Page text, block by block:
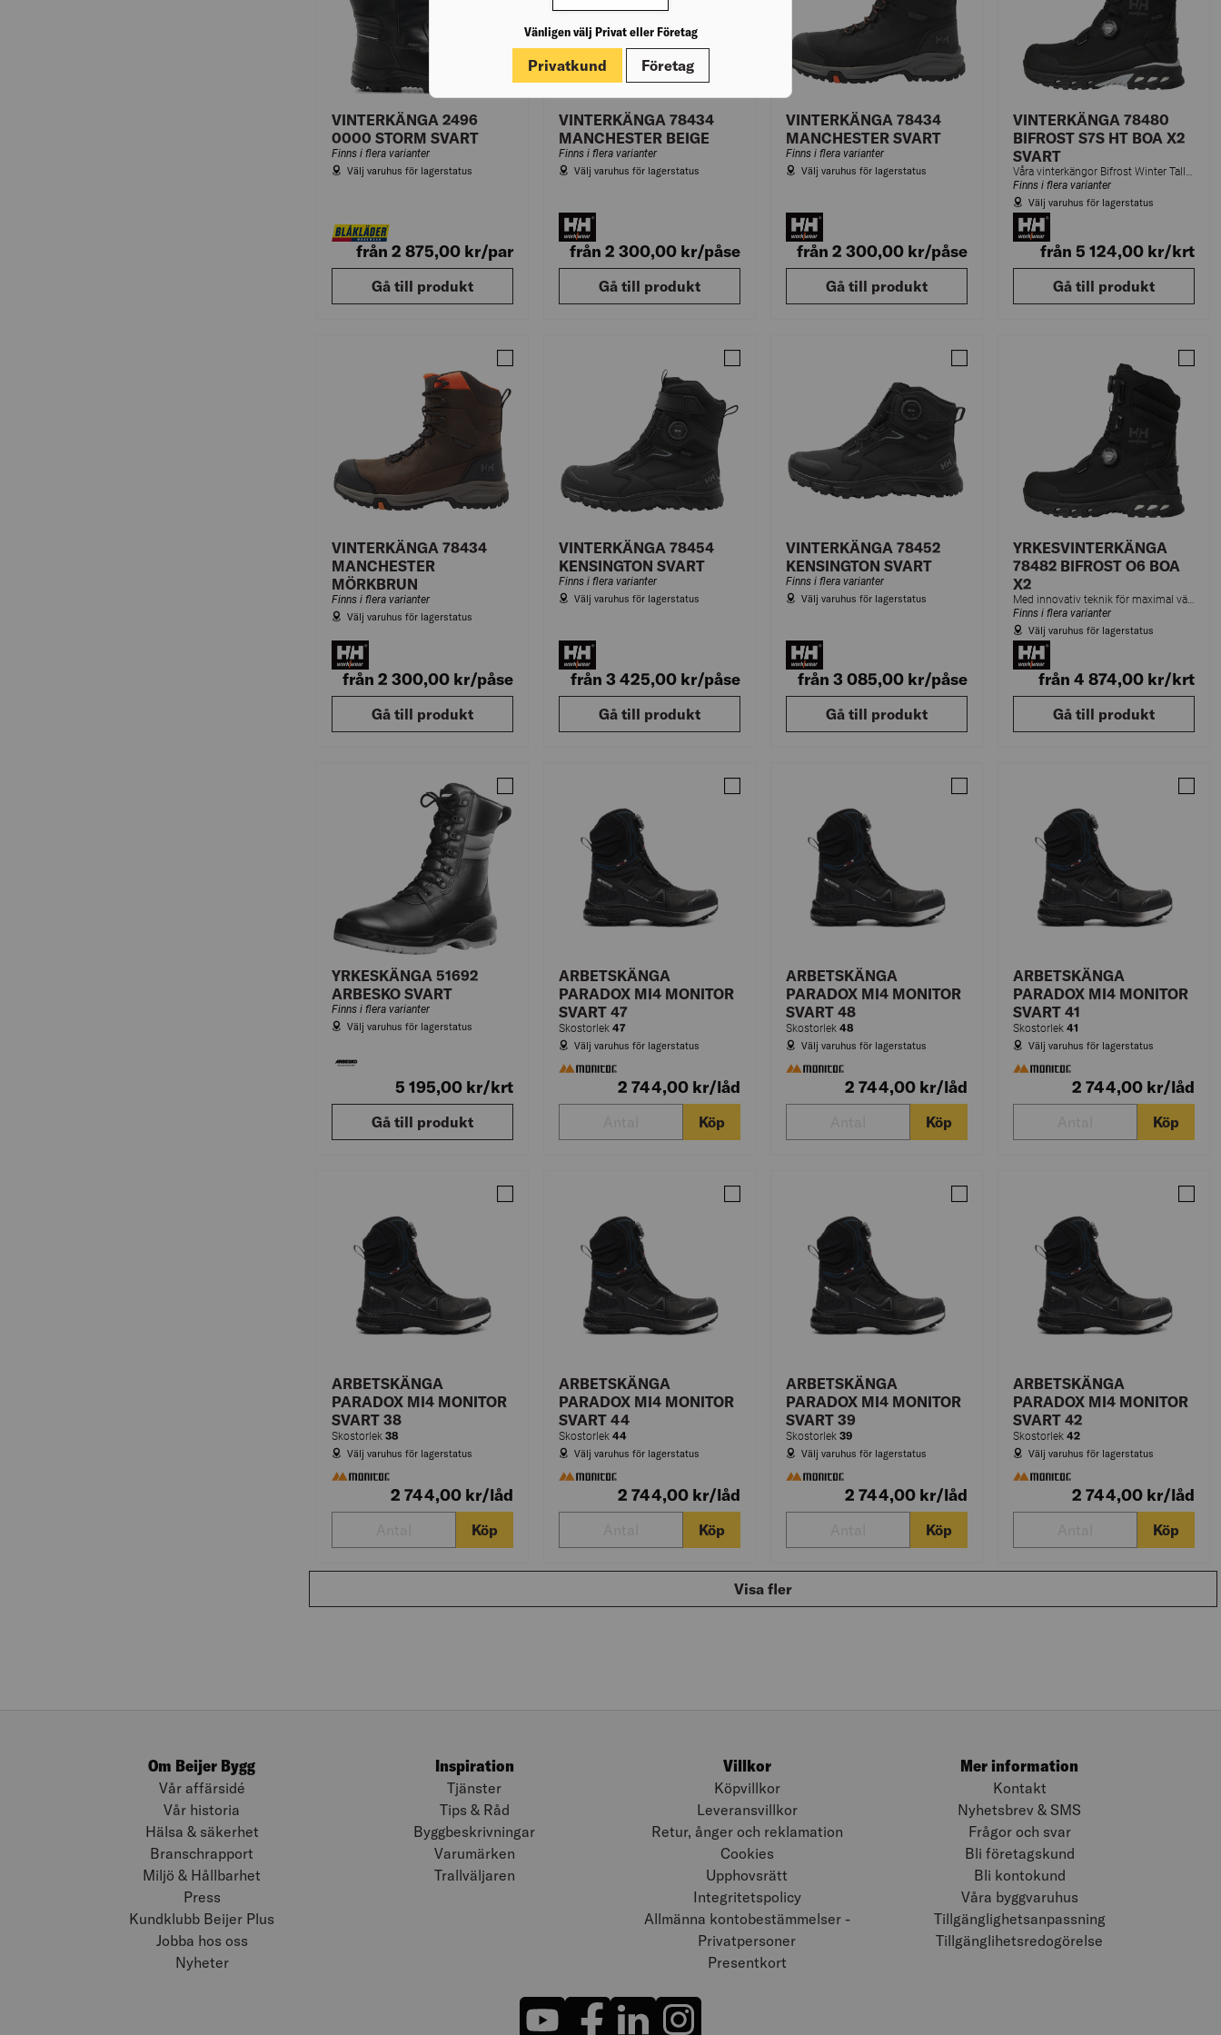
VINTERKÄNGA 2496
0000 STORM SVART
Finns i flera varianter
Välj varuhus för lagerstatus
från 2 875,00 kr/par
Gå till produkt
VINTERKÄNGA 78434
MANCHESTER BEIGE
Finns i flera varianter
Välj varuhus för lagerstatus
från 2 300,00 kr/påse
Gå till produkt
VINTERKÄNGA 78434
MANCHESTER SVART
Finns i flera varianter
Välj varuhus för lagerstatus
från 2 300,00 kr/påse
Gå till produkt
VINTERKÄNGA 78480
BIFROST S7S HT BOA X2
SVART
Våra vinterkängor Bifrost Winter Tall BOA S7S HT erbjuder högsta prestanda, och de är designade för att kunna ta sig an de kallaste och tuffaste förhållandena. Med innovativ teknik för maximal värme och bästa skydd, kan du vara säker på att
Finns i flera varianter
Välj varuhus för lagerstatus
från 5 124,00 kr/krt
Gå till produkt
VINTERKÄNGA 78434
MANCHESTER
MÖRKBRUN
Finns i flera varianter
Välj varuhus för lagerstatus
från 2 300,00 kr/påse
Gå till produkt
Jämför VINTERKÄNGA 78434 MANCHESTER MÖRKBRUN
VINTERKÄNGA 78454
KENSINGTON SVART
Finns i flera varianter
Välj varuhus för lagerstatus
från 3 425,00 kr/påse
Gå till produkt
Jämför VINTERKÄNGA 78454 KENSINGTON SVART
VINTERKÄNGA 78452
KENSINGTON SVART
Finns i flera varianter
Välj varuhus för lagerstatus
från 3 085,00 kr/påse
Gå till produkt
Jämför VINTERKÄNGA 78452 KENSINGTON
YRKESVINTERKÄNGA
78482 BIFROST O6 BOA
X2
Med innovativ teknik för maximal värme och bästa skydd, kan du vara säker på att du får komfort och säkerhet i alla typer av miljöer.
Finns i flera varianter
Välj varuhus för lagerstatus
från 4 874,00 kr/krt
Gå till produkt
Jämför
YRKESKÄNGA 51692
ARBESKO SVART
Finns i flera varianter
Välj varuhus för lagerstatus
5 195,00 kr/krt
Gå till produkt
Jämför YRKESKÄNGA 51692 ARBESKO SVART
ARBETSKÄNGA
PARADOX MI4 MONITOR
SVART 47
Skostorlek 47
Välj varuhus för lagerstatus
2 744,00 kr/låd
Köp
Jämför ARBETSKÄNGA PARADOX MI4 MONITOR SVART 47
ARBETSKÄNGA
PARADOX MI4 MONITOR
SVART 48
Skostorlek 48
Välj varuhus för lagerstatus
2 744,00 kr/låd
Köp
Jämför ARBETSKÄNGA PARADOX MI4
ARBETSKÄNGA
PARADOX MI4 MONITOR
SVART 41
Skostorlek 41
Välj varuhus för lagerstatus
2 744,00 kr/låd
Köp
Jämför
ARBETSKÄNGA
PARADOX MI4 MONITOR
SVART 38
Skostorlek 38
Välj varuhus för lagerstatus
2 744,00 kr/låd
Köp
Jämför ARBETSKÄNGA PARADOX MI4 MONITOR SVART 38
ARBETSKÄNGA
PARADOX MI4 MONITOR
SVART 44
Skostorlek 44
Välj varuhus för lagerstatus
2 744,00 kr/låd
Köp
Jämför ARBETSKÄNGA PARADOX MI4 MONITOR SVART 44
ARBETSKÄNGA
PARADOX MI4 MONITOR
SVART 39
Skostorlek 39
Välj varuhus för lagerstatus
2 744,00 kr/låd
Köp
Jämför ARBETSKÄNGA PARADOX MI4
ARBETSKÄNGA
PARADOX MI4 MONITOR
SVART 42
Skostorlek 42
Välj varuhus för lagerstatus
2 744,00 kr/låd
Köp
Jämför
Visa fler
Om Beijer Bygg
Vår affärsidé
Vår historia
Hälsa & säkerhet
Branschrapport
Miljö & Hållbarhet
Press
Kundklubb Beijer Plus
Jobba hos oss
Nyheter
Inspiration
Tjänster
Tips & Råd
Byggbeskrivningar
Varumärken
Trallväljaren
Villkor
Köpvillkor
Leveransvillkor
Retur, ånger och reklamation
Cookies
Upphovsrätt
Integritetspolicy
Allmänna kontobestämmelser -
Privatpersoner
Presentkort
Mer information
Kontakt
Nyhetsbrev & SMS
Frågor och svar
Bli företagskund
Bli kontokund
Våra byggvaruhus
Tillgänglighetsanpassning
Tillgänglihetsredogörelse
Vänligen välj Privat eller Företag
Privatkund Företag